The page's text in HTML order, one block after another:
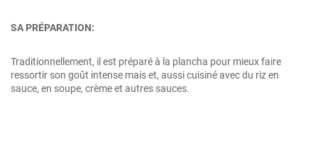
SA PRÉPARATION:
Traditionnellement, il est préparé à la plancha pour mieux faire
ressortir son goût intense mais et, aussi cuisiné avec du riz en
sauce, en soupe, crème et autres sauces.